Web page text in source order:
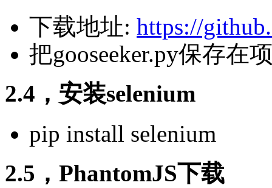
下载地址: https://
把gooseeker.py保存在
2.4，安装selenium
pip install selenium
2.5，PhantomJS下载